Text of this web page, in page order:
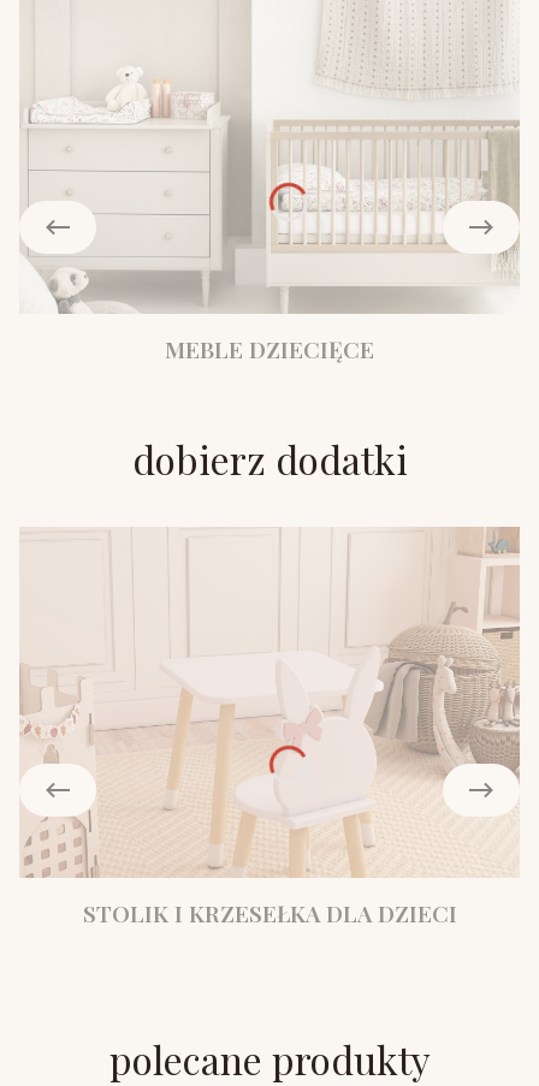
MEBLE DZIECIĘCE
dobierz dodatki
STOLIK I KRZESEŁKA DLA DZIECI
polecane produkty